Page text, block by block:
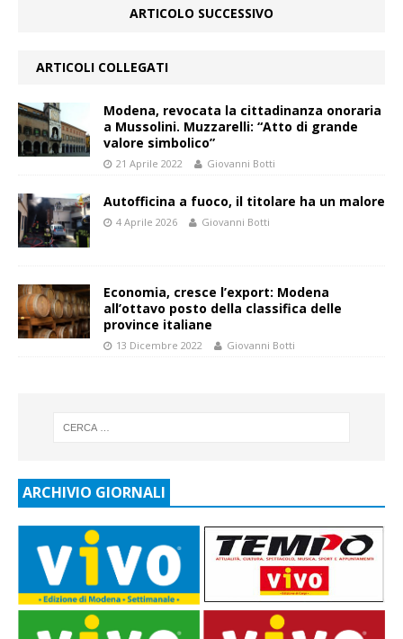
ARTICOLO SUCCESSIVO
ARTICOLI COLLEGATI
Modena, revocata la cittadinanza onoraria
a Mussolini. Muzzarelli: “Atto di grande
valore simbolico”
21 Aprile 2022 Giovanni Botti
Autofficina a fuoco, il titolare ha un malore
4 Aprile 2026 Giovanni Botti
Economia, cresce l’export: Modena
all’ottavo posto della classifica delle
province italiane
13 Dicembre 2022 Giovanni Botti
ARCHIVIO GIORNALI